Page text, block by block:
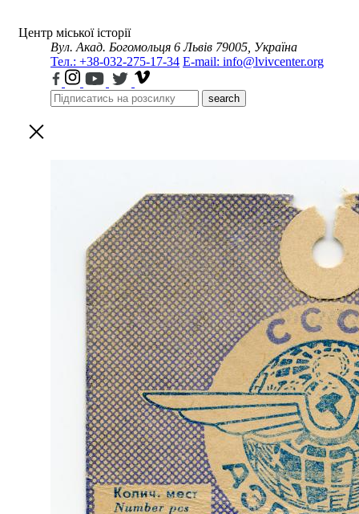
Центр міської історії
Вул. Акад. Богомольця 6 Львів 79005, Україна
Тел.: +38-032-275-17-34 E-mail: info@lvivcenter.org
search